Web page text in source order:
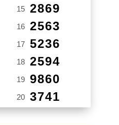
15 2869
16 2563
17 5236
18 2594
19 9860
20 3741